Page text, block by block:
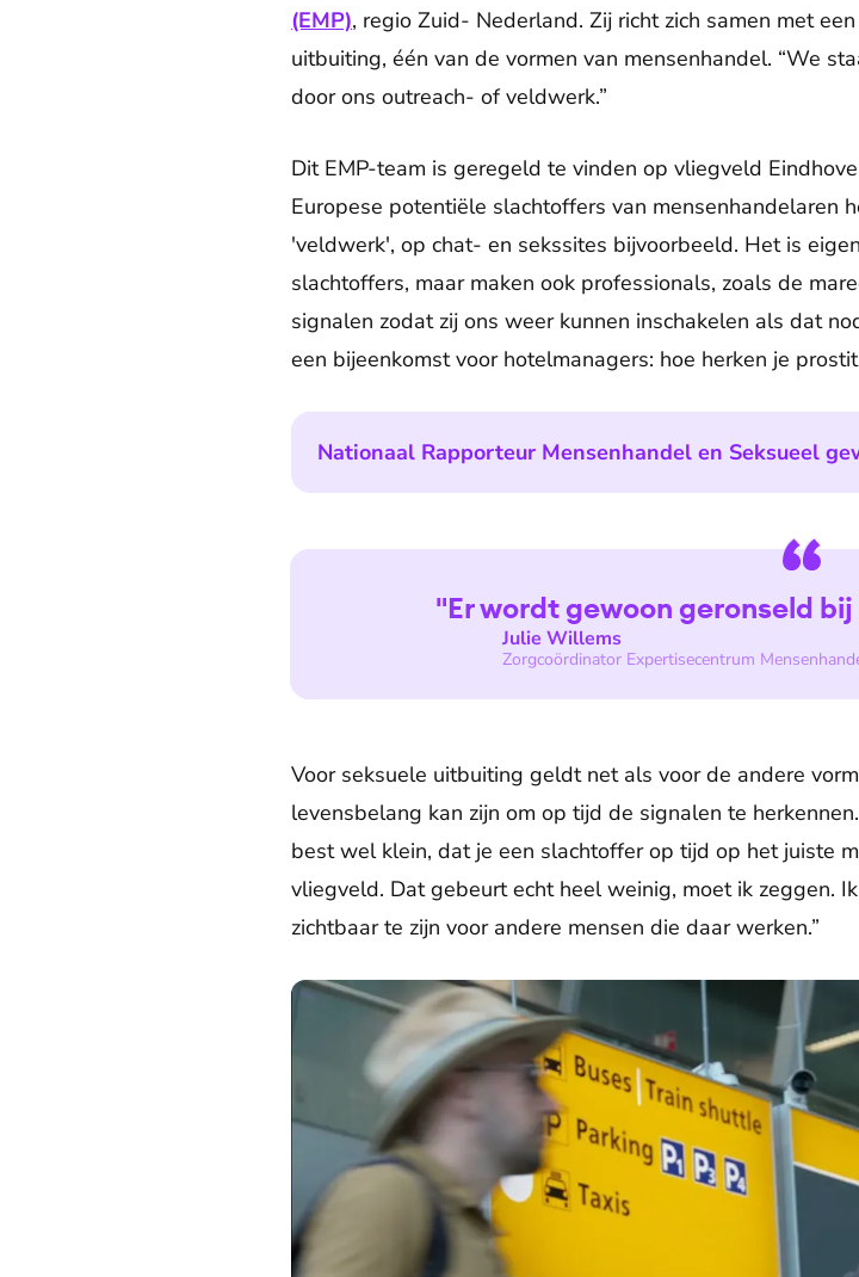
(EMP), regio Zuid- Nederland. Zij richt zich samen met
uitbuiting, één van de vormen van mensenhandel. “We
door ons outreach- of veldwerk.”
Dit EMP-team is geregeld te vinden op vliegveld
Europese potentiële slachtoffers van mensenhandelaren
'veldwerk', op chat- en sekssites bijvoorbeeld. Het is
slachtoffers, maar maken ook professionals, zoals de
signalen zodat zij ons weer kunnen inschakelen als dat
een bijeenkomst voor hotelmanagers: hoe herken je
Nationaal Rapporteur Mensenhandel en Seksueel
Julie Willems
Zorgcoördinator Expertisecentrum
"Er wordt gewoon geronseld
Voor seksuele uitbuiting geldt net als voor de andere
levensbelang kan zijn om op tijd de signalen te
best wel klein, dat je een slachtoffer op tijd op het juiste
vliegveld. Dat gebeurt echt heel weinig, moet ik zeggen.
zichtbaar te zijn voor andere mensen die daar werken.”